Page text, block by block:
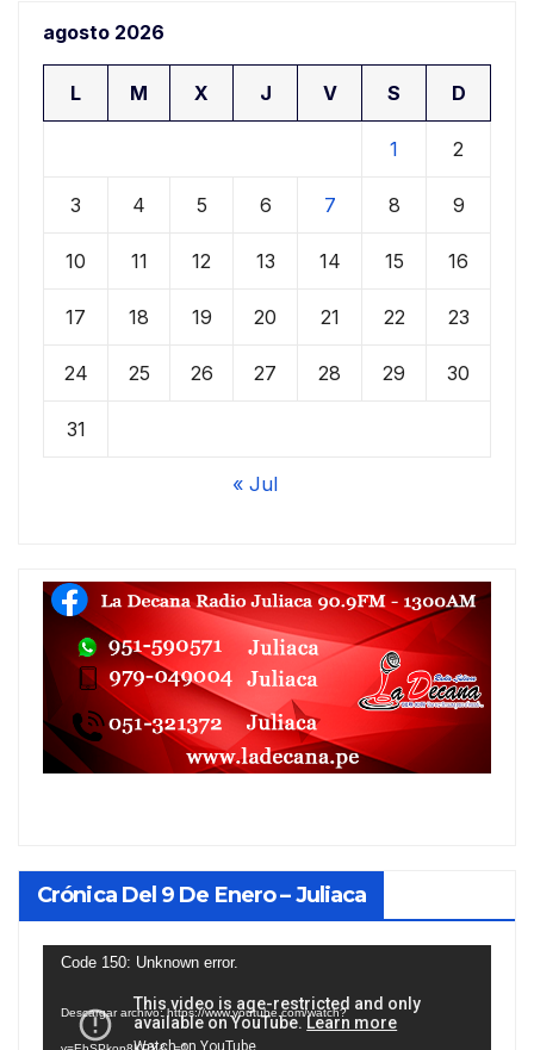
agosto 2026
L M X J V S D
1 2
3 4 5 6 7 8 9
10 11 12 13 14 15 16
17 18 19 20 21 22 23
24 25 26 27 28 29 30
31
« Jul
Crónica Del 9 De Enero – Juliaca
Reproductor
vídeo
Code 150: Unknown error.
Descargar archivo: https://www.youtube.com/watch?